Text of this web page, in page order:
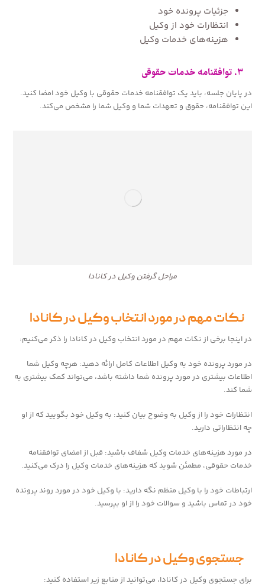
جزئیات پرونده خود
انتظارات خود از وکیل
هزینه‌های خدمات وکیل
۳. توافقنامه خدمات حقوقی
در پایان جلسه، باید یک توافقنامه خدمات حقوقی با وکیل خود امضا کنید.
این توافقنامه، حقوق و تعهدات شما و وکیل شما را مشخص می‌کند.
مراحل گرفتن وکیل در کانادا
نکات مهم در مورد انتخاب وکیل در کانادا
در اینجا برخی از نکات مهم در مورد انتخاب وکیل در کانادا را ذکر می‌کنیم:
در مورد پرونده خود به وکیل اطلاعات کامل ارائه دهید: هرچه وکیل شما
اطلاعات بیشتری در مورد پرونده شما داشته باشد، می‌تواند کمک بیشتری به
شما کند.
انتظارات خود را از وکیل به وضوح بیان کنید: به وکیل خود بگویید که از او
چه انتظاراتی دارید.
در مورد هزینه‌های خدمات وکیل شفاف باشید: قبل از امضای توافقنامه
خدمات حقوقی، مطمئن شوید که هزینه‌های خدمات وکیل را درک می‌کنید.
ارتباطات خود را با وکیل منظم نگه دارید: با وکیل خود در مورد روند پرونده
خود در تماس باشید و سوالات خود را از او بپرسید.
جستجوی وکیل در کانادا
برای جستجوی وکیل در کانادا، می‌توانید از منابع زیر استفاده کنید: